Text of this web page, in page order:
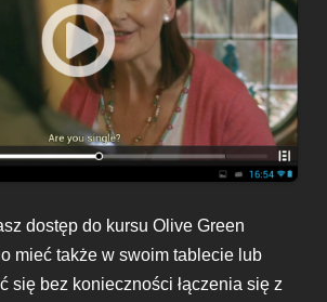
dostęp do kursu Olive Green
mieć także w swoim tablecie lub
się bez konieczności łączenia się z